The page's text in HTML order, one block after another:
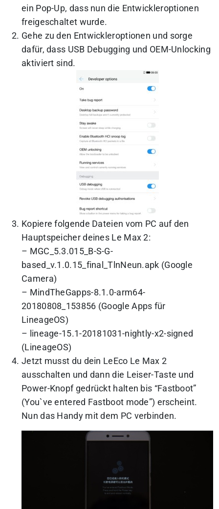
ein Pop-Up, dass nun die Entwickleroptionen
freigeschaltet wurde.
Gehe zu den Entwickleroptionen und sorge
dafür, dass USB Debugging und OEM-Unlocking
aktiviert sind.
Kopiere folgende Dateien vom PC auf den
Hauptspeicher deines Le Max 2:
– MGC_5.3.015_B-S-G-
based_v.1.0.15_final_TlnNeun.apk (Google
Camera)
– MindTheGapps-8.1.0-arm64-
20180808_153856 (Google Apps für
LineageOS)
– lineage-15.1-20181031-nightly-x2-signed
(LineageOS)
Jetzt musst du dein LeEco Le Max 2
ausschalten und dann die Leiser-Taste und
Power-Knopf gedrückt halten bis “Fastboot”
(You`ve entered Fastboot mode”) erscheint.
Nun das Handy mit dem PC verbinden.